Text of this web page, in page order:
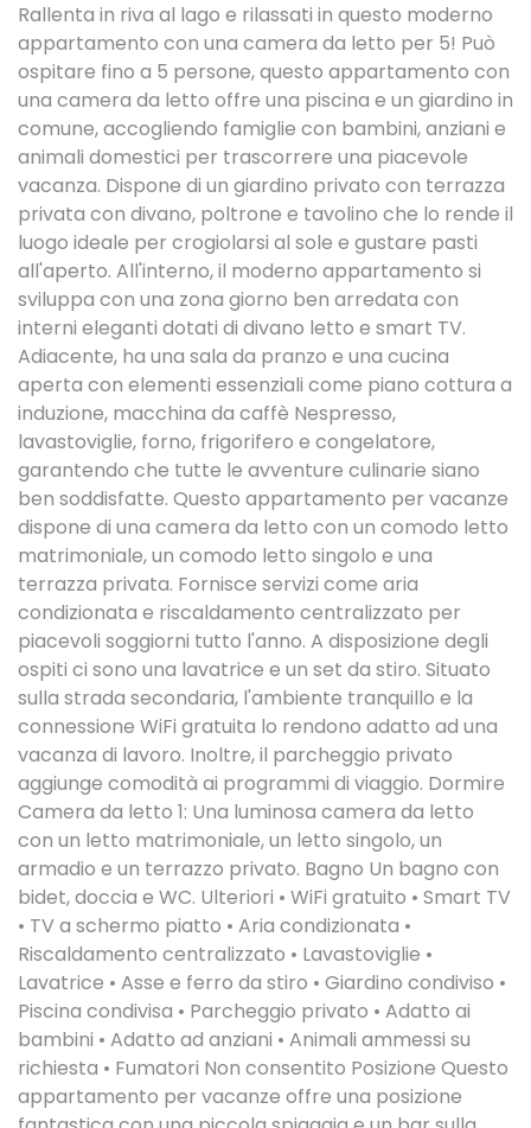
Rallenta in riva al lago e rilassati in questo moderno
appartamento con una camera da letto per 5! Può
ospitare fino a 5 persone, questo appartamento con
una camera da letto offre una piscina e un giardino in
comune, accogliendo famiglie con bambini, anziani e
animali domestici per trascorrere una piacevole
vacanza. Dispone di un giardino privato con terrazza
privata con divano, poltrone e tavolino che lo rende il
luogo ideale per crogiolarsi al sole e gustare pasti
all'aperto. All'interno, il moderno appartamento si
sviluppa con una zona giorno ben arredata con
interni eleganti dotati di divano letto e smart TV.
Adiacente, ha una sala da pranzo e una cucina
aperta con elementi essenziali come piano cottura a
induzione, macchina da caffè Nespresso,
lavastoviglie, forno, frigorifero e congelatore,
garantendo che tutte le avventure culinarie siano
ben soddisfatte. Questo appartamento per vacanze
dispone di una camera da letto con un comodo letto
matrimoniale, un comodo letto singolo e una
terrazza privata. Fornisce servizi come aria
condizionata e riscaldamento centralizzato per
piacevoli soggiorni tutto l'anno. A disposizione degli
ospiti ci sono una lavatrice e un set da stiro. Situato
sulla strada secondaria, l'ambiente tranquillo e la
connessione WiFi gratuita lo rendono adatto ad una
vacanza di lavoro. Inoltre, il parcheggio privato
aggiunge comodità ai programmi di viaggio. Dormire
Camera da letto 1: Una luminosa camera da letto
con un letto matrimoniale, un letto singolo, un
armadio e un terrazzo privato. Bagno Un bagno con
bidet, doccia e WC. Ulteriori • WiFi gratuito • Smart TV
• TV a schermo piatto • Aria condizionata •
Riscaldamento centralizzato • Lavastoviglie •
Lavatrice • Asse e ferro da stiro • Giardino condiviso •
Piscina condivisa • Parcheggio privato • Adatto ai
bambini • Adatto ad anziani • Animali ammessi su
richiesta • Fumatori Non consentito Posizione Questo
appartamento per vacanze offre una posizione